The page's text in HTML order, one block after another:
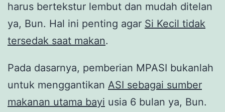
harus bertekstur lembut dan mudah ditelan
ya, Bun. Hal ini penting agar Si Kecil tidak
tersedak saat makan.
Pada dasarnya, pemberian MPASI bukanlah
untuk menggantikan ASI sebagai sumber
makanan utama bayi usia 6 bulan ya, Bun.